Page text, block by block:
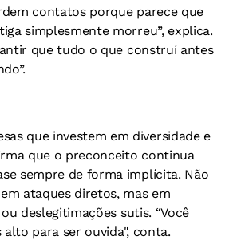
contatos porque parece que
simplesmente morreu”, explica.
que tudo o que construí antes
que investem em diversidade e
que o preconceito continua
sempre de forma implícita. Não
ataques diretos, mas em
deslegitimações sutis. “Você
para ser ouvida", conta.